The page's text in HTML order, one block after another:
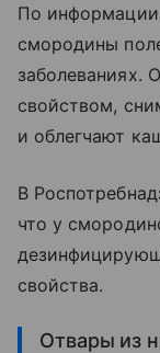
По информации
смородины
свойством,
и облегчают
В
что у
свойства.
Отвары из